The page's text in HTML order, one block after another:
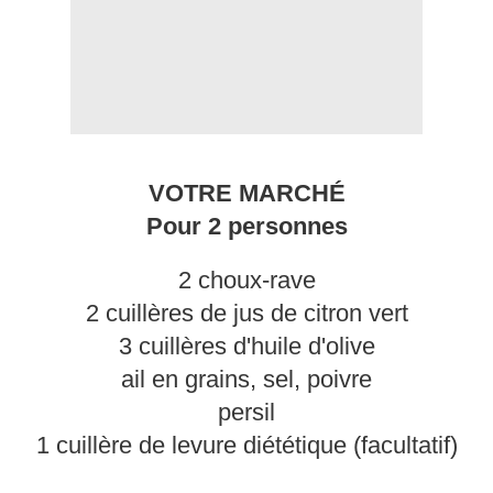
VOTRE MARCHÉ
Pour 2 personnes
2 choux-rave
2 cuillères de jus de citron vert
3 cuillères d'huile d'olive
ail en grains, sel, poivre
persil
1 cuillère de levure diététique (facultatif)